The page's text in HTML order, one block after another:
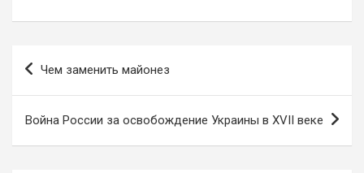
Навигация
по
Чем заменить майонез
Война России за освобождение Украины в XVII веке